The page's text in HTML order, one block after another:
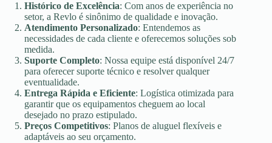
Histórico de Excelência: Com anos de experiência no
setor, a Revlo é sinônimo de qualidade e inovação.
Atendimento Personalizado: Entendemos as
necessidades de cada cliente e oferecemos soluções sob
medida.
Suporte Completo: Nossa equipe está disponível 24/7
para oferecer suporte técnico e resolver qualquer
eventualidade.
Entrega Rápida e Eficiente: Logística otimizada para
garantir que os equipamentos cheguem ao local
desejado no prazo estipulado.
Preços Competitivos: Planos de aluguel flexíveis e
adaptáveis ao seu orçamento.